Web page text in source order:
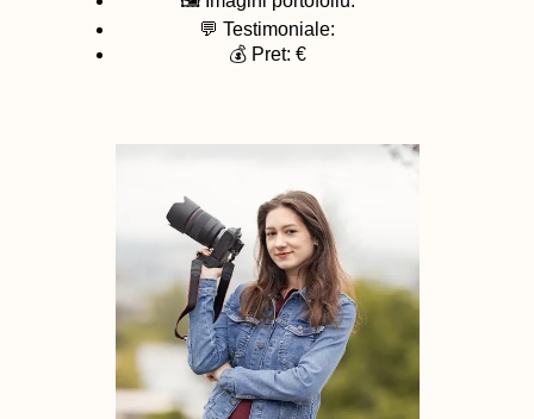
💬 Testimoniale:
💰 Pret: €